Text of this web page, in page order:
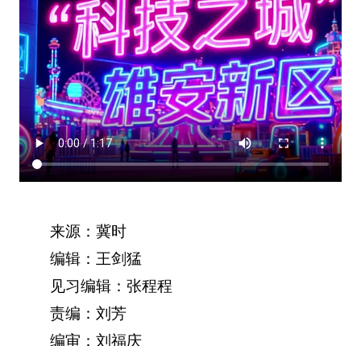
来源：冀时
编辑：王剑猛
见习编辑：张程程
责编：刘芳
编审：刘福庆